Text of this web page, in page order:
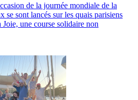
de la journée mondiale de la
se sont lancés sur les quais parisiens
une course solidaire non